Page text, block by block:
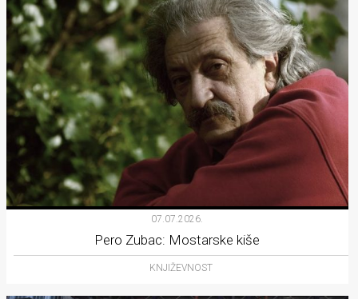
07.07.2026.
Pero Zubac: Mostarske kiše
KNJIŽEVNOST